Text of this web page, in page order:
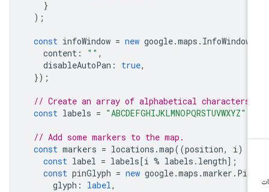
const infoWindow = new google.maps.InfoWindow
content :
disableAutoPan: true
// Create an array of alphabetical characters
const labels = "ABCDEFGHIJKLMNOPQRSTUVWXYZ"
// Add some markers to the map.
const markers = locations.map((position,
const label = labels [i % labels.length
const pinGlyph = new google.maps.marker
glyph: label